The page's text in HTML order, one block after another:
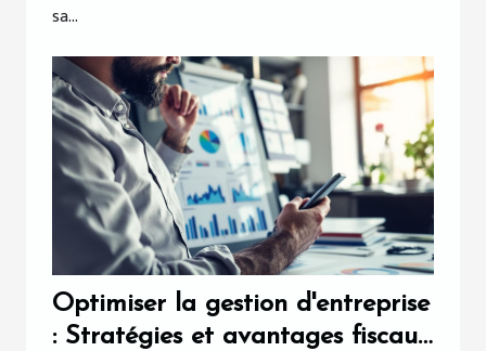
sa...
Optimiser la gestion d'entreprise
: Stratégies et avantages fiscaux